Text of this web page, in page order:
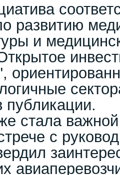
развитию
и
публикации.
стала
с